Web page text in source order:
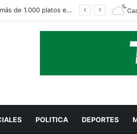
Sirven más de 1.000 platos en karu guasu en homenaje a San Cayetano
POLITICA DEPORTES